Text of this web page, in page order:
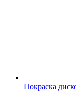
Покраска